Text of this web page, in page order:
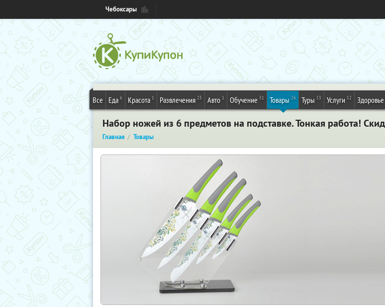
Чебоксары
Все Еда 6 Красота 1 Развлечения 25 Авто 1 Обучение 31 Товары 26 Туры 13 Услуги 12 Здоровье
Набор ножей из 6 предметов на подставке. Тонкая работа!
Главная Товары